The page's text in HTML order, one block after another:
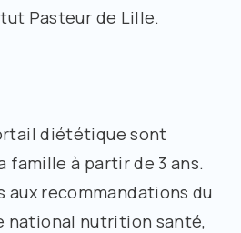
Pasteur de Lille.
diététique sont
famille à partir de 3 ans.
aux recommandations du
national nutrition santé,